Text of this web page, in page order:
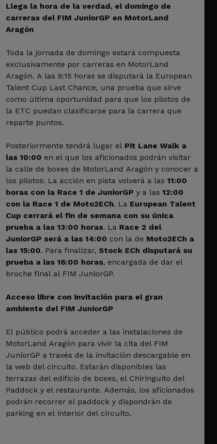
Llega la hora de la verdad, el domingo de
carreras del FIM JuniorGP en MotorLand
Aragón
Toda la jornada de domingo estará compuesta
exclusivamente por carreras en MotorLand
Aragón. A las 9:15 horas se disputará la European
Talent Cup Last Chance, una prueba que sirve
como última oportunidad para que los pilotos de
la ETC puedan clasificarse para la carrera que
reparte puntos.
Posteriormente tendrá lugar el Pit Lane Walk a
las 10:00 en el que los aficionados podrán visitar
la calle de boxes de MotorLand Aragón y conocer a
los pilotos. La acción en pista volverá a las 11:00
horas con la Race 1 de JuniorGP y a las 12:00
con la Race 1 de Moto2ECh. La European Talent
Cup cerrará el fin de semana con su única
prueba a las 13:00 horas. La Race 2 del
JuniorGP será a las 14:00 con la de Moto2ECh a
las 15:00. Para finalizar, Stock ECh disputará su
prueba a las 16:00 horas, encargada de dar el
broche final al FIM JuniorGP.
Acceso libre con invitación para el gran
ambiente del FIM JuniorGP
El público podrá acceder a las instalaciones de
MotorLand Aragón para vivir la cita del FIM
JuniorGP a través de la invitación descargable en
la web del circuito. Estarán disponibles las
terrazas del edificio de boxes, el Chiringuito del
Paddock y el restaurante. Además, los aficionados
podrán recorrer el paddock y dispondrán de
parking en el interior del circuito.